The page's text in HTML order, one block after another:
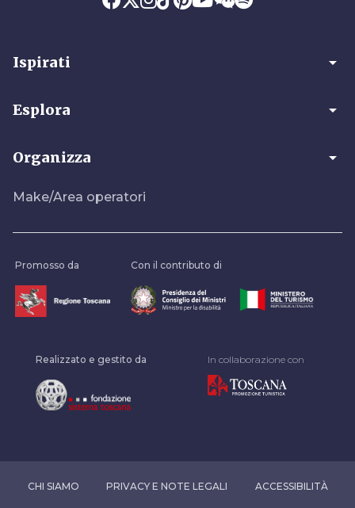
Ispirati arrow_drop_down
Esplora arrow_drop_down
Organizza arrow_drop_down
Make/Area operatori
Promosso da Con il contributo di
Realizzato e gestito da In collaborazione con
CHI SIAMO PRIVACY E NOTE LEGALI ACCESSIBILITÀ